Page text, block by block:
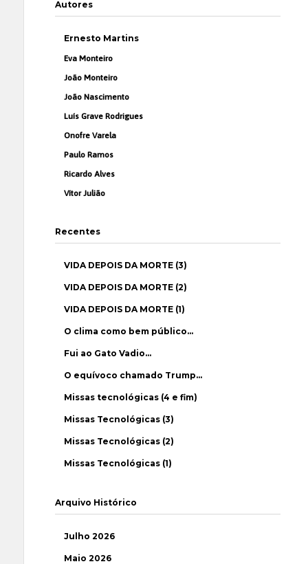
Autores
Ernesto Martins
Eva Monteiro
João Monteiro
João Nascimento
Luís Grave Rodrigues
Onofre Varela
Paulo Ramos
Ricardo Alves
Vítor Julião
Recentes
VIDA DEPOIS DA MORTE (3)
VIDA DEPOIS DA MORTE (2)
VIDA DEPOIS DA MORTE (1)
O clima como bem público…
Fui ao Gato Vadio…
O equívoco chamado Trump…
Missas tecnológicas (4 e fim)
Missas Tecnológicas (3)
Missas Tecnológicas (2)
Missas Tecnológicas (1)
Arquivo Histórico
Julho 2026
Maio 2026